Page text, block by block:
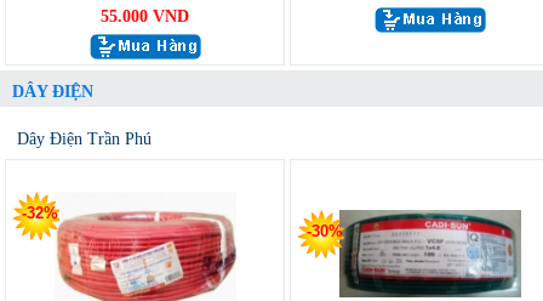
55.000 VND
DÂY ĐIỆN
Dây Điện Trần Phú
-32%
-30%